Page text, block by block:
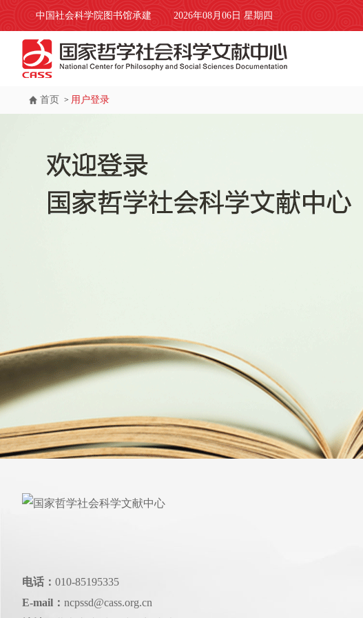
2026年08月06日 星期四
中国社会科学院图书馆承建
首页 > 用户登录
电话： 010-85195335
E-mail： ncpssd@cass.org.cn